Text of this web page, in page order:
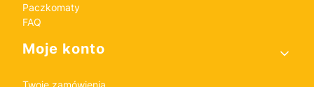
Paczkomaty
FAQ
Moje konto
Twoje zamówienia